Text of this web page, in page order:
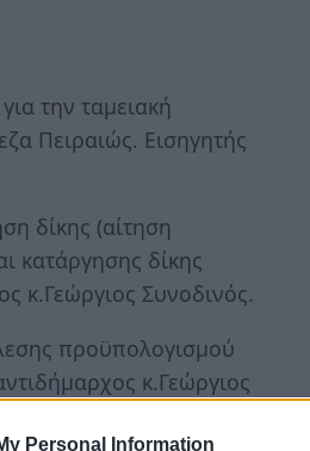
Personal Information
την ταμειακή
Πειραιώς. Εισηγητής
δίκης (αίτηση
κατάργησης δίκης
κ.Γεώργιος Συνοδινός.
προϋπολογισμού
κ.Γεώργιος